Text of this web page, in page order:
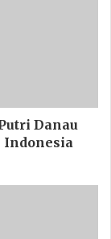
Danau
Indonesia